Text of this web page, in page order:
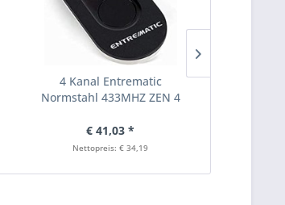
4 Kanal Entrematic
Normstahl 433MHZ ZEN 4
€ 41,03 *
Nettopreis: € 34,19